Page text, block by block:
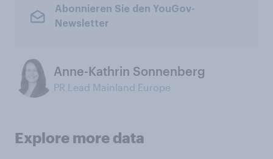
Abonnieren Sie den YouGov-
Newsletter
Anne-Kathrin Sonnenberg
PR Lead Mainland Europe
Explore more data